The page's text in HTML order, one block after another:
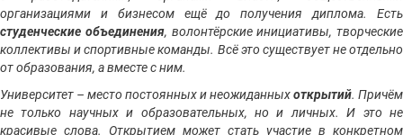
организациями и бизнесом ещё до получения диплома. Есть
студенческие объединения, волонтёрские инициативы, творческие
коллективы и спортивные команды. Всё это существует не отдельно
от образования, а вместе с ним.
Университет – место постоянных и неожиданныхоткрытий. Причём
не только научных и образовательных, но и личных. И это не
красивые слова. Открытием может стать участие в конкретном